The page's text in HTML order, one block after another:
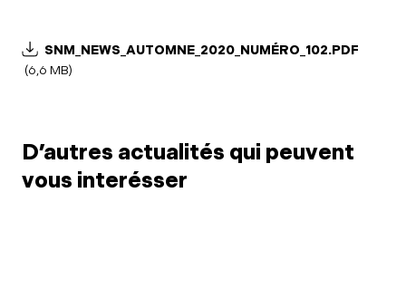
SNM_NEWS_AUTOMNE_2020_NUMÉRO_102.PDF
(6,6 MB)
D’autres actualités qui peuvent
vous interésser